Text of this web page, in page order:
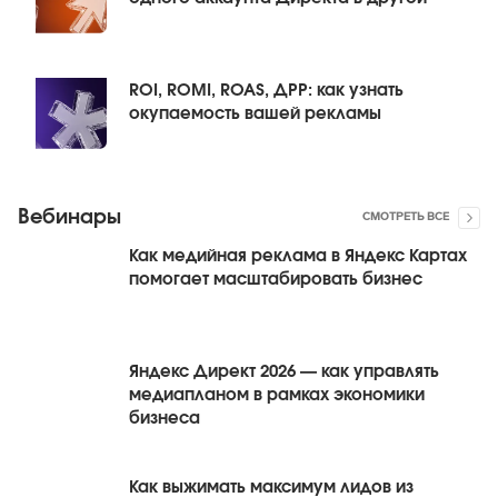
ROI, ROMI, ROAS, ДРР: как узнать
окупаемость вашей рекламы
Вебинары СМОТРЕТЬ ВСЕ
Как медийная реклама в Яндекс Картах
помогает масштабировать бизнес
Яндекс Директ 2026 — как управлять
медиапланом в рамках экономики
бизнеса
Как выжимать максимум лидов из